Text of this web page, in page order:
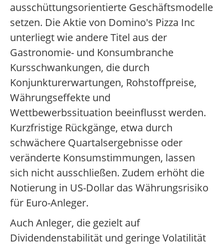
ausschüttungsorientierte Geschäftsmodelle
setzen. Die Aktie von Domino's Pizza Inc
unterliegt wie andere Titel aus der
Gastronomie- und Konsumbranche
Kursschwankungen, die durch
Konjunkturerwartungen, Rohstoffpreise,
Währungseffekte und
Wettbewerbssituation beeinflusst werden.
Kurzfristige Rückgänge, etwa durch
schwächere Quartalsergebnisse oder
veränderte Konsumstimmungen, lassen
sich nicht ausschließen. Zudem erhöht die
Notierung in US-Dollar das Währungsrisiko
für Euro-Anleger.
Auch Anleger, die gezielt auf
Dividendenstabilität und geringe Volatilität